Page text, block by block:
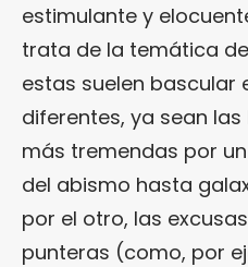
estimulante y
trata de la temática
estas suelen bascular
diferentes, ya sean
más tremendas por
del abismo hasta
por el otro, las
punteras (como, por